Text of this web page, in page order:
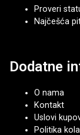
Proveri
Najčešća
Dodatne
O nama
Kontakt
Uslovi
Politika